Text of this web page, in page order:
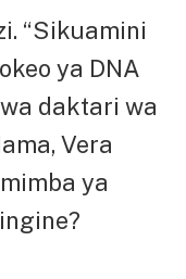
“Sikuamini
ya DNA
daktari wa
Vera
ya